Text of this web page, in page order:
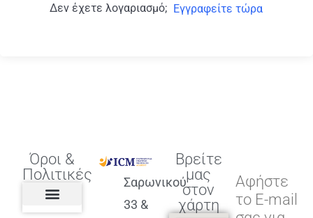
Δεν έχετε λογαριασμό; Εγγραφείτε τώρα
Όροι &
Πολιτικές
Σαρωνικού
33 &
Βρείτε
μας
στον
χάρτη
Αφήστε
το E-mail